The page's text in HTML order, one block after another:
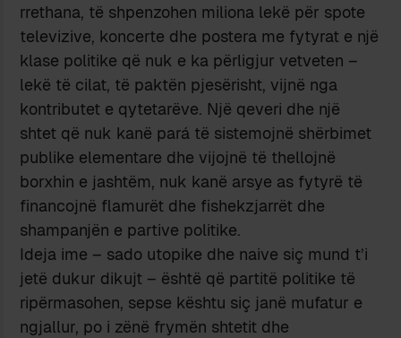
rrethana, të shpenzohen miliona lekë për spote
televizive, koncerte dhe postera me fytyrat e një
klase politike që nuk e ka përligjur vetveten –
lekë të cilat, të paktën pjesërisht, vijnë nga
kontributet e qytetarëve. Një qeveri dhe një
shtet që nuk kanë pará të sistemojnë shërbimet
publike elementare dhe vijojnë të thellojnë
borxhin e jashtëm, nuk kanë arsye as fytyrë të
financojnë flamurët dhe fishekzjarrët dhe
shampanjën e partive politike.
Ideja ime – sado utopike dhe naive siç mund t’i
jetë dukur dikujt – është që partitë politike të
ripërmasohen, sepse kështu siç janë mufatur e
ngjallur, po i zënë frymën shtetit dhe